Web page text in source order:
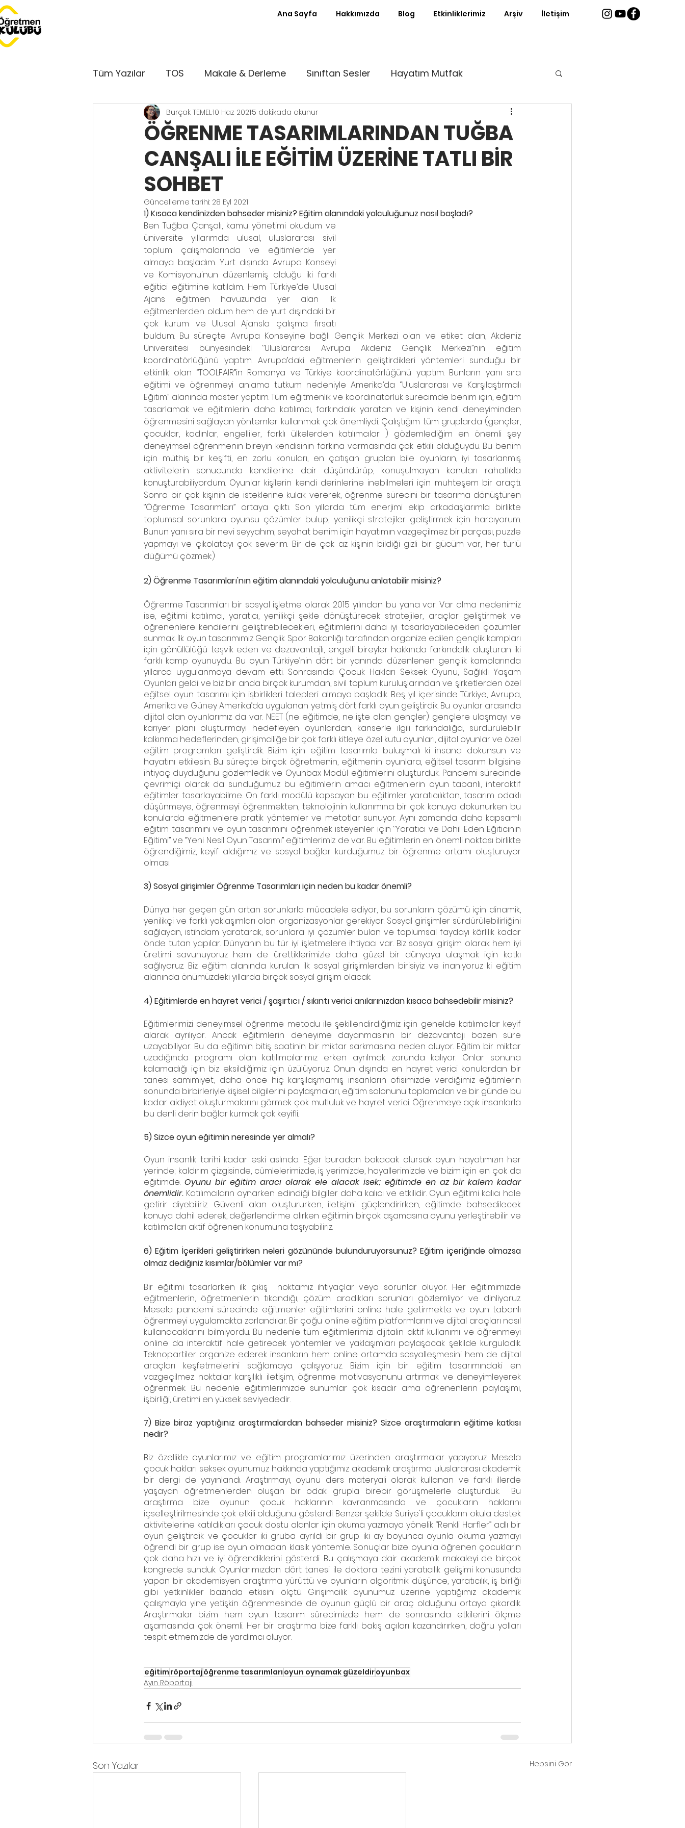
Ana Sayfa Hakkımızda Blog Etkinliklerimiz Arşiv İletişim
Tüm Yazılar TOS Makale & Derleme Sınıftan Sesler Hayatım Mutfak
Dersimiz Dünya Serbest Kürsü Ayın Röportajı
Bu Ay Öğretmen Kulübü'nde Patika Denemeler Babalık Deneyimleri
Kulüp'ten Sesler GePeTo Usta
ÖĞRENME TASARIMLARINDAN TUĞBA
CANŞALI İLE EĞİTİM ÜZERİNE TATLI BİR
SOHBET
Burçak TEMEL10 Haz 20215 dakikada okunur
Güncelleme tarihi: 28 Eyl 2021
1) Kısaca kendinizden bahseder misiniz? Eğitim alanındaki yolculuğunuz nasıl başladı?
Ben Tuğba Çanşalı, kamu yönetimi okudum ve
üniversite yıllarımda ulusal, uluslararası sivil
toplum çalışmalarında ve eğitimlerde yer
almaya başladım. Yurt dışında Avrupa Konseyi
ve Komisyonu'nun düzenlemiş olduğu iki farklı
eğitici eğitimine katıldım. Hem Türkiye’de Ulusal
Ajans eğitmen havuzunda yer alan ilk
eğitmenlerden oldum hem de yurt dışındaki bir
çok kurum ve Ulusal Ajansla çalışma fırsatı
buldum. Bu süreçte Avrupa Konseyine bağlı Gençlik Merkezi olan ve etiket alan, Akdeniz
Üniversitesi bünyesindeki ‘’Uluslararası Avrupa Akdeniz Gençlik Merkezi’’nin eğitim
koordinatörlüğünü yaptım. Avrupa’daki eğitmenlerin geliştirdikleri yöntemleri sunduğu bir
etkinlik olan ‘’TOOLFAIR’’in Romanya ve Türkiye koordinatörlüğünü yaptım. Bunların yanı sıra
eğitimi ve öğrenmeyi anlama tutkum nedeniyle Amerika’da ‘’Uluslararası ve Karşılaştırmalı
Eğitim’’ alanında master yaptım. Tüm eğitmenlik ve koordinatörlük sürecimde benim için, eğitim
tasarlamak ve eğitimlerin daha katılımcı, farkındalık yaratan ve kişinin kendi deneyiminden
öğrenmesini sağlayan yöntemler kullanmak çok önemliydi. Çalıştığım tüm gruplarda (gençler,
çocuklar, kadınlar, engelliler, farklı ülkelerden katılımcılar ) gözlemlediğim en önemli şey
deneyimsel öğrenmenin bireyin kendisinin farkına varmasında çok etkili olduğuydu. Bu benim
için müthiş bir keşifti, en zorlu konuları, en çatışan grupları bile oyunların, iyi tasarlanmış
aktivitelerin sonucunda kendilerine dair düşündürüp, konuşulmayan konuları rahatlıkla
konuşturabiliyordum. Oyunlar kişilerin kendi derinlerine inebilmeleri için muhteşem bir araçtı.
Sonra bir çok kişinin de isteklerine kulak vererek, öğrenme sürecini bir tasarıma dönüştüren
‘’Öğrenme Tasarımları’’ ortaya çıktı. Son yıllarda tüm enerjimi ekip arkadaşlarımla birlikte
toplumsal sorunlara oyunsu çözümler bulup, yenilikçi stratejiler geliştirmek için harcıyorum.
Bunun yanı sıra bir nevi seyyahım, seyahat benim için hayatımın vazgeçilmez bir parçası, puzzle
yapmayı ve çikolatayı çok severim. Bir de çok az kişinin bildiği gizli bir gücüm var, her türlü
düğümü çözmek:)
2) Öğrenme Tasarımları'nın eğitim alanındaki yolculuğunu anlatabilir misiniz?
Öğrenme Tasarımları bir sosyal işletme olarak 2015 yılından bu yana var. Var olma nedenimiz
ise, eğitimi katılımcı, yaratıcı, yenilikçi şekle dönüştürecek stratejiler, araçlar geliştirmek ve
öğrenenlere kendilerini geliştirebilecekleri, eğitimlerini daha iyi tasarlayabilecekleri çözümler
sunmak. İlk oyun tasarımımız Gençlik Spor Bakanlığı tarafından organize edilen gençlik kampları
için gönüllülüğü teşvik eden ve dezavantajlı, engelli bireyler hakkında farkındalık oluşturan iki
farklı kamp oyunuydu. Bu oyun Türkiye’nin dört bir yanında düzenlenen gençlik kamplarında
yıllarca uygulanmaya devam etti. Sonrasında Çocuk Hakları Seksek Oyunu, Sağlıklı Yaşam
Oyunları geldi ve biz bir anda birçok kurumdan, sivil toplum kuruluşlarından ve şirketlerden özel
eğitsel oyun tasarımı için işbirlikleri talepleri almaya başladık. Beş yıl içerisinde Türkiye, Avrupa,
Amerika ve Güney Amerika’da uygulanan yetmiş dört farklı oyun geliştirdik. Bu oyunlar arasında
dijital olan oyunlarımız da var. NEET (ne eğitimde, ne işte olan gençler) gençlere ulaşmayı ve
kariyer planı oluşturmayı hedefleyen oyunlardan, kanserle ilgili farkındalığa, sürdürülebilir
kalkınma hedeflerinden, girişimciliğe bir çok farklı kitleye özel kutu oyunları, dijital oyunlar ve özel
eğitim programları geliştirdik. Bizim için eğitim tasarımla buluşmalı ki insana dokunsun ve
hayatını etkilesin. Bu süreçte birçok öğretmenin, eğitmenin oyunlara, eğitsel tasarım bilgisine
ihtiyaç duyduğunu gözlemledik ve Oyunbax Modül eğitimlerini oluşturduk. Pandemi sürecinde
çevrimiçi olarak da sunduğumuz bu eğitimlerin amacı eğitmenlerin oyun tabanlı, interaktif
eğitimler tasarlayabilme. On farklı modülü kapsayan bu eğitimler yaratıcılıktan, tasarım odaklı
düşünmeye, öğrenmeyi öğrenmekten, teknolojinin kullanımına bir çok konuya dokunurken bu
konularda eğitmenlere pratik yöntemler ve metotlar sunuyor. Aynı zamanda daha kapsamlı
eğitim tasarımını ve oyun tasarımını öğrenmek isteyenler için ‘’Yaratıcı ve Dahil Eden Eğiticinin
Eğitimi’’ ve ‘’Yeni Nesil Oyun Tasarımı’’ eğitimlerimiz de var. Bu eğitimlerin en önemli noktası birlikte
öğrendiğimiz, keyif aldığımız ve sosyal bağlar kurduğumuz bir öğrenme ortamı oluşturuyor
olması.
3) Sosyal girişimler Öğrenme Tasarımları için neden bu kadar önemli?
Dünya her geçen gün artan sorunlarla mücadele ediyor, bu sorunların çözümü için dinamik,
yenilikçi ve farklı yaklaşımları olan organizasyonlar gerekiyor. Sosyal girişimler sürdürülebilirliğini
sağlayan, istihdam yaratarak, sorunlara iyi çözümler bulan ve toplumsal faydayı kârlılık kadar
önde tutan yapılar. Dünyanın bu tür iyi işletmelere ihtiyacı var. Biz sosyal girişim olarak hem iyi
üretimi savunuyoruz hem de ürettiklerimizle daha güzel bir dünyaya ulaşmak için katkı
sağlıyoruz. Biz eğitim alanında kurulan ilk sosyal girişimlerden birisiyiz ve inanıyoruz ki eğitim
alanında önümüzdeki yıllarda birçok sosyal girişim olacak.
4) Eğitimlerde en hayret verici / şaşırtıcı / sıkıntı verici anılarınızdan kısaca bahsedebilir misiniz?
Eğitimlerimizi deneyimsel öğrenme metodu ile şekillendirdiğimiz için genelde katılımcılar keyif
alarak ayrılıyor. Ancak eğitimlerin deneyime dayanmasının bir dezavantajı bazen süre
uzayabiliyor. Bu da eğitimin bitiş saatinin bir miktar sarkmasına neden oluyor. Eğitim bir miktar
uzadığında programı olan katılımcılarımız erken ayrılmak zorunda kalıyor. Onlar sonuna
kalamadığı için biz eksildiğimiz için üzülüyoruz. Onun dışında en hayret verici konulardan bir
tanesi samimiyet; daha önce hiç karşılaşmamış insanların ofisimizde verdiğimiz eğitimlerin
sonunda birbirleriyle kişisel bilgilerini paylaşmaları, eğitim salonunu toplamaları ve bir günde bu
kadar aidiyet oluşturmalarını görmek çok mutluluk ve hayret verici. Öğrenmeye açık insanlarla
bu denli derin bağlar kurmak çok keyifli.
5) Sizce oyun eğitimin neresinde yer almalı?
Oyun insanlık tarihi kadar eski aslında. Eğer buradan bakacak olursak oyun hayatımızın her
yerinde; kaldırım çizgisinde, cümlelerimizde, iş yerimizde, hayallerimizde ve bizim için en çok da
eğitimde. Oyunu bir eğitim aracı olarak ele alacak isek; eğitimde en az bir kalem kadar
önemlidir. Katılımcıların oynarken edindiği bilgiler daha kalıcı ve etkilidir. Oyun eğitimi kalıcı hale
getirir diyebiliriz. Güvenli alan oluştururken, iletişimi güçlendirirken, eğitimde bahsedilecek
konuya dahil ederek, değerlendirme alırken eğitimin birçok aşamasına oyunu yerleştirebilir ve
katılımcıları aktif öğrenen konumuna taşıyabiliriz.
6) Eğitim İçerikleri geliştirirken neleri gözününde bulunduruyorsunuz? Eğitim içeriğinde olmazsa
olmaz dediğiniz kısımlar/bölümler var mı?
Bir eğitimi tasarlarken ilk çıkış  noktamız ihtiyaçlar veya sorunlar oluyor. Her eğitimimizde
eğitmenlerin, öğretmenlerin tıkandığı, çözüm aradıkları sorunları gözlemliyor ve dinliyoruz.
Mesela pandemi sürecinde eğitmenler eğitimlerini online hale getirmekte ve oyun tabanlı
öğrenmeyi uygulamakta zorlandılar. Bir çoğu online eğitim platformlarını ve dijital araçları nasıl
kullanacaklarını bilmiyordu. Bu nedenle tüm eğitimlerimizi dijitalin aktif kullanımı ve öğrenmeyi
online da interaktif hale getirecek yöntemler ve yaklaşımları paylaşacak şekilde kurguladık.
Teknopartiler organize ederek insanların hem online ortamda sosyalleşmesini hem de dijital
araçları keşfetmelerini sağlamaya çalışıyoruz. Bizim için bir eğitim tasarımındaki en
vazgeçilmez noktalar karşılıklı iletişim, öğrenme motivasyonunu artırmak ve deneyimleyerek
öğrenmek. Bu nedenle eğitimlerimizde sunumlar çok kısadır ama öğrenenlerin paylaşımı,
işbirliği, üretimi en yüksek seviyededir.
7) Bize biraz yaptığınız araştırmalardan bahseder misiniz? Sizce araştırmaların eğitime katkısı
nedir?
Biz özellikle oyunlarımız ve eğitim programlarımız üzerinden araştırmalar yapıyoruz. Mesela
çocuk hakları seksek oyunumuz hakkında yaptığımız akademik araştırma uluslararası akademik
bir dergi de yayınlandı. Araştırmayı, oyunu ders materyali olarak kullanan ve farklı illerde
yaşayan öğretmenlerden oluşan bir odak grupla birebir görüşmelerle oluşturduk.  Bu
araştırma bize oyunun çocuk haklarının kavranmasında ve çocukların haklarını
içselleştirilmesinde çok etkili olduğunu gösterdi. Benzer şekilde Suriye'li çocukların okula destek
aktivitelerine katıldıkları çocuk dostu alanlar için okuma yazmaya yönelik ‘’Renkli Harfler’’ adlı bir
oyun geliştirdik ve çocuklar iki gruba ayrıldı bir grup iki ay boyunca oyunla okuma yazmayı
öğrendi bir grup ise oyun olmadan klasik yöntemle. Sonuçlar bize oyunla öğrenen çocukların
çok daha hızlı ve iyi öğrendiklerini gösterdi. Bu çalışmaya dair akademik makaleyi de birçok
kongrede sunduk. Oyunlarımızdan dört tanesi ile doktora tezini yaratıcılık gelişimi konusunda
yapan bir akademisyen araştırma yürüttü ve oyunların algoritmik düşünce, yaratıcılık, iş birliği
gibi yetkinlikler bazında etkisini ölçtü. Girişimcilik oyunumuz üzerine yaptığımız akademik
çalışmayla yine yetişkin öğrenmesinde de oyunun güçlü bir araç olduğunu ortaya çıkardık.
Araştırmalar bizim hem oyun tasarım sürecimizde hem de sonrasında etkilerini ölçme
aşamasında çok önemli. Her bir araştırma bize farklı bakış açıları kazandırırken, doğru yolları
tespit etmemizde de yardımcı oluyor.
eğitim röportaj öğrenme tasarımları oyun oynamak güzeldiroyunbax
Ayın Röportajı
Son Yazılar Hepsini Gör